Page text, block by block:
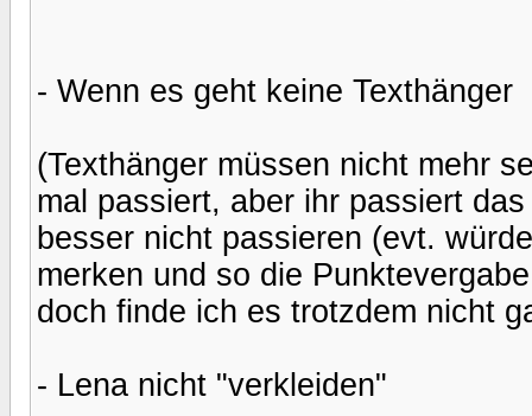
- Wenn es geht keine Texthänger
(Texthänger müssen nicht mehr
mal passiert, aber ihr passiert
besser nicht passieren (evt.
merken und so die
doch finde ich es trotzdem nicht
- Lena nicht "verkleiden"